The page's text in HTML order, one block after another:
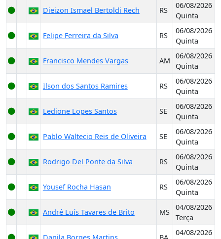
Dieizon Ismael Bertoldi Rech RS
06/08/2026
Quinta
Felipe Ferreira da Silva RS
06/08/2026
Quinta
Francisco Mendes Vargas AM
06/08/2026
Quinta
Ilson dos Santos Ramires RS
06/08/2026
Quinta
Ledione Lopes Santos SE
06/08/2026
Quinta
Pablo Waltecio Reis de Oliveira SE
06/08/2026
Quinta
Rodrigo Del Ponte da Silva RS
06/08/2026
Quinta
Yousef Rocha Hasan RS
06/08/2026
Quinta
André Luís Tavares de Brito MS
04/08/2026
Terça
04/08/2026